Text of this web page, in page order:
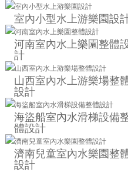
室內小型水上游樂園設
河南室內水上樂園整體
計
山西室內水上游樂場整
設計
海盜船室內水滑梯設備
體設計
濟南兒童室內水樂園整
設計